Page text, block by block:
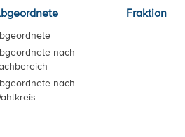
nach
nach
Fraktion